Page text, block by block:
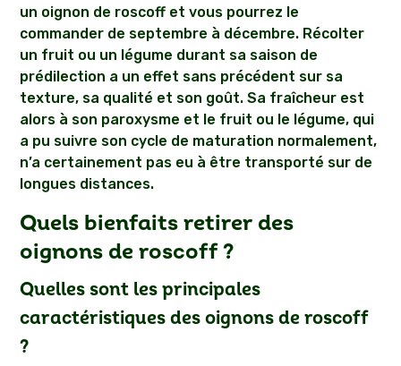
un oignon de roscoff et vous pourrez le
commander de septembre à décembre. Récolter
un fruit ou un légume durant sa saison de
prédilection a un effet sans précédent sur sa
texture, sa qualité et son goût. Sa fraîcheur est
alors à son paroxysme et le fruit ou le légume, qui
a pu suivre son cycle de maturation normalement,
n’a certainement pas eu à être transporté sur de
longues distances.
Quels bienfaits retirer des
oignons de roscoff ?
Quelles sont les principales
caractéristiques des oignons de roscoff
?